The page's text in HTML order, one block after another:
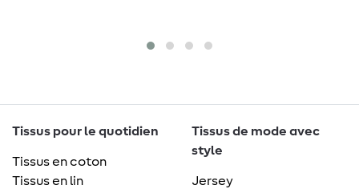
Tissus pour le quotidien
Tissus en coton
Tissus en lin
Tissus de mode avec
style
Jersey